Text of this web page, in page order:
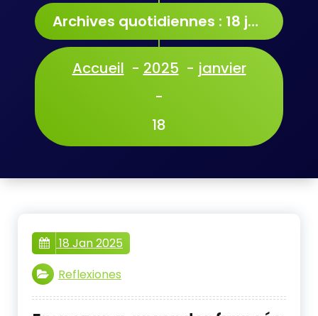
Archives quotidiennes : 18 janvier 2025
Accueil - 2025 - janvier
-
18
18 Jan 2025
Reflexiones